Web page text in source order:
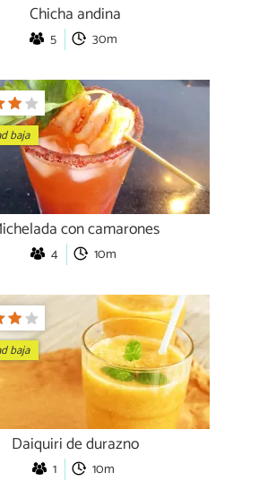
Chicha andina
5 30m
baja
con camarones
4 10m
baja
Daiquiri de durazno
1 10m